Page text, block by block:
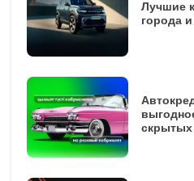
Лучшие
города